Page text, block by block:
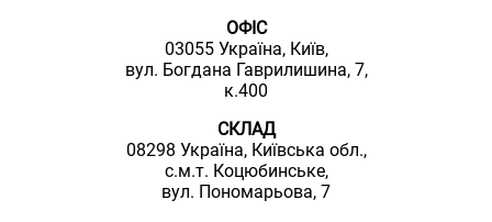
ОФІС
03055 Україна, Київ,
вул. Богдана Гаврилишина, 7,
к.400
СКЛАД
08298 Україна, Київська обл.,
с.м.т. Коцюбинське,
вул. Пономарьова, 7